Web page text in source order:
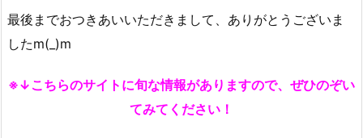
最後までおつきあいいただきまして、ありがとうございま
したm(_)m
※↓こちらのサイトに旬な情報がありますので、ぜひのぞい
てみてください！